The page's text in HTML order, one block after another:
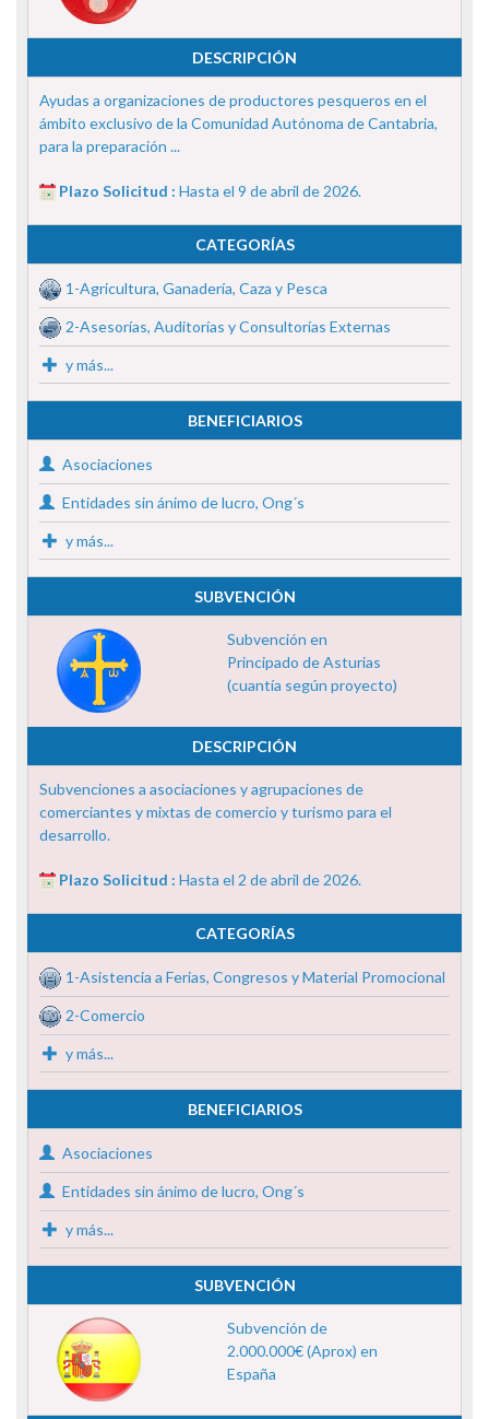
DESCRIPCIÓN
Ayudas a organizaciones de productores pesqueros en el
ámbito exclusivo de la Comunidad Autónoma de Cantabria,
para la preparación ...
Plazo Solicitud : Hasta el 9 de abril de 2026.
CATEGORÍAS
1-Agricultura, Ganadería, Caza y Pesca
2-Asesorías, Auditorías y Consultorías Externas
y más...
BENEFICIARIOS
Asociaciones
Entidades sin ánimo de lucro, Ong´s
y más...
SUBVENCIÓN
Subvención en
Principado de Asturias
(cuantía según proyecto)
DESCRIPCIÓN
Subvenciones a asociaciones y agrupaciones de
comerciantes y mixtas de comercio y turismo para el
desarrollo.
Plazo Solicitud : Hasta el 2 de abril de 2026.
CATEGORÍAS
1-Asistencia a Ferias, Congresos y Material Promocional
2-Comercio
y más...
BENEFICIARIOS
Asociaciones
Entidades sin ánimo de lucro, Ong´s
y más...
SUBVENCIÓN
Subvención de
2.000.000€ (Aprox) en
España